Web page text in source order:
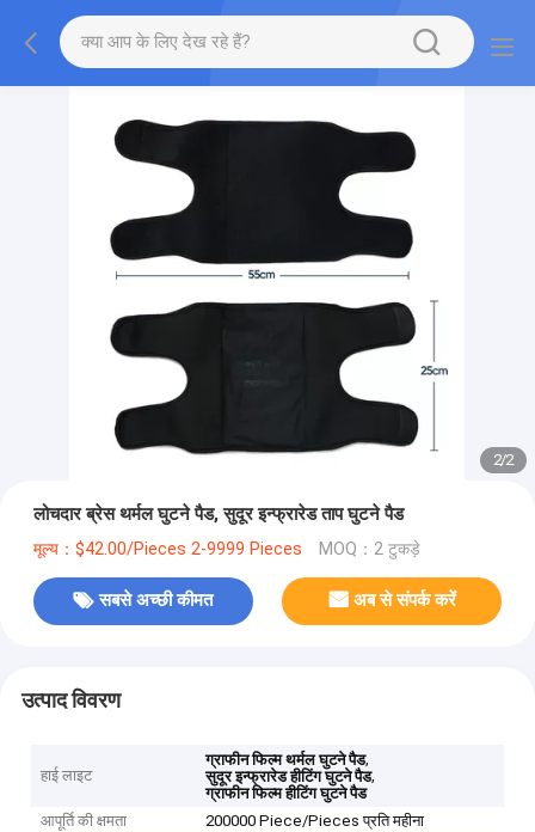
2/2
लोचदार ब्रेस थर्मल घुटने पैड, सुदूर इन्फ्रारेड ताप घुटने पैड
मूल्य：$42.00/Pieces 2-9999 Pieces MOQ：2 टुकड़े
सबसे अच्छी कीमत अब से संपर्क करें
उत्पाद विवरण
हाई लाइट
ग्राफीन फिल्म थर्मल घुटने पैड,
सुदूर इन्फ्रारेड हीटिंग घुटने पैड,
ग्राफीन फिल्म हीटिंग घुटने पैड
आपूर्ति की क्षमता
200000 Piece/Pieces प्रति महीना